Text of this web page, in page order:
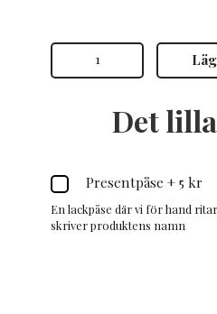
Det
Presentpåse + 5 kr
En lackpåse där vi för hand
skriver produktens namn
Äpple